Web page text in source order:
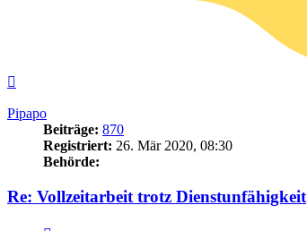
Pipapo
Beiträge: 870
Registriert: 26. Mär 2020, 08:30
Behörde:
Re: Vollzeitarbeit trotz Dienstunfähigkeit